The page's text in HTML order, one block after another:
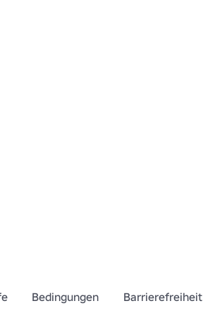
Bedingungen Barrierefreiheit